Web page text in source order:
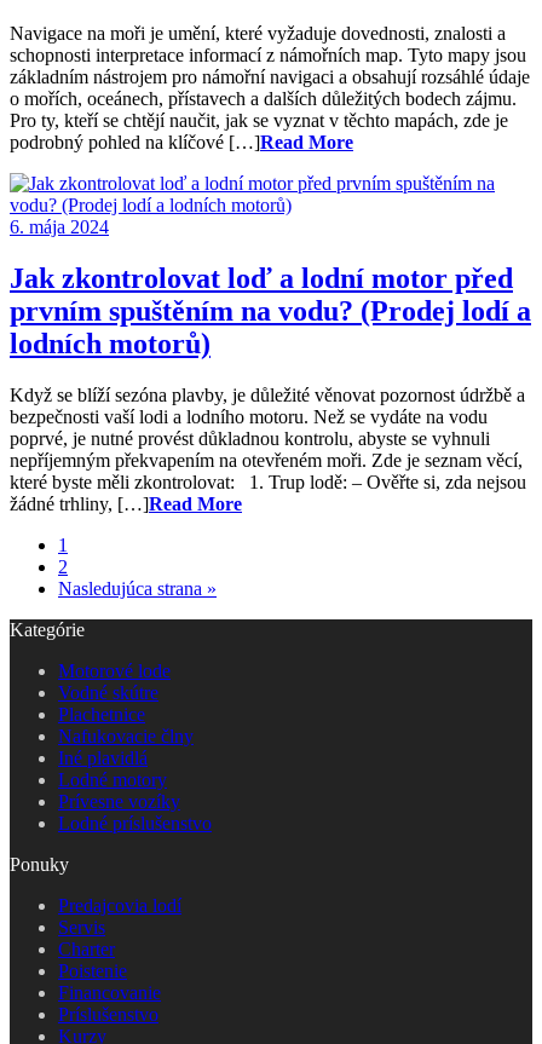
Navigace na moři je umění, které vyžaduje dovednosti, znalosti a
schopnosti interpretace informací z námořních map. Tyto mapy jsou
základním nástrojem pro námořní navigaci a obsahují rozsáhlé údaje
o mořích, oceánech, přístavech a dalších důležitých bodech zájmu.
Pro ty, kteří se chtějí naučit, jak se vyznat v těchto mapách, zde je
podrobný pohled na klíčové […]Read More
6. mája 2024
Jak zkontrolovat loď a lodní motor před
prvním spuštěním na vodu? (Prodej lodí a
lodních motorů)
Když se blíží sezóna plavby, je důležité věnovat pozornost údržbě a
bezpečnosti vaší lodi a lodního motoru. Než se vydáte na vodu
poprvé, je nutné provést důkladnou kontrolu, abyste se vyhnuli
nepříjemným překvapením na otevřeném moři. Zde je seznam věcí,
které byste měli zkontrolovat: 1. Trup lodě: – Ověřte si, zda nejsou
žádné trhliny, […]Read More
1
2
Nasledujúca strana »
Kategórie
Motorové lode
Vodné skútre
Plachetnice
Nafukovacie člny
Iné plavidlá
Lodné motory
Prívesne vozíky
Lodné príslušenstvo
Ponuky
Predajcovia lodí
Servis
Charter
Poistenie
Financovanie
Príslušenstvo
Kurzy